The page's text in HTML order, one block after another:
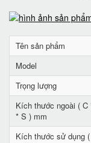
Tên sản phẩm
Model
Trọng lượng
Kích thước ngoài ( C
* S ) mm
Kích thước sử dụng